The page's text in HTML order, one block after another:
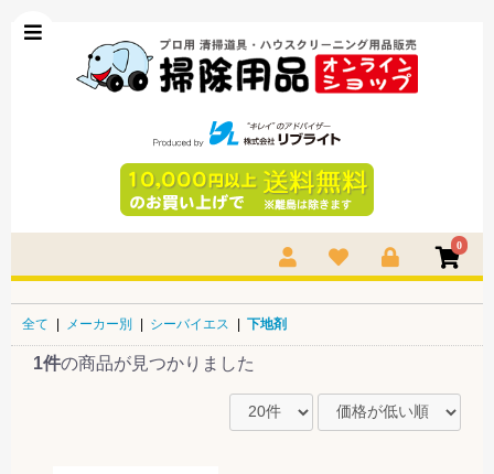
0
全て | メーカー別 | シーバイエス | 下地剤
1件の商品が見つかりました